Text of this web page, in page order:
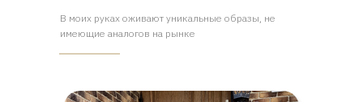
В моих руках оживают уникальные образы, не
имеющие аналогов на рынке